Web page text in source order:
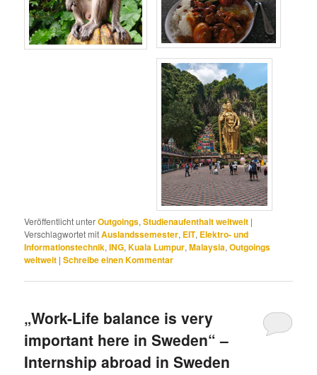
Veröffentlicht unterOutgoings,Studienaufenthalt weltweit |
Verschlagwortet mitAuslandssemester, EIT, Elektro- und
Informationstechnik,ING,Kuala Lumpur,Malaysia,Outgoings
weltweit |Schreibe einen Kommentar
„Work-Life balance is very
important here in Sweden“ –
Internship abroad in Sweden